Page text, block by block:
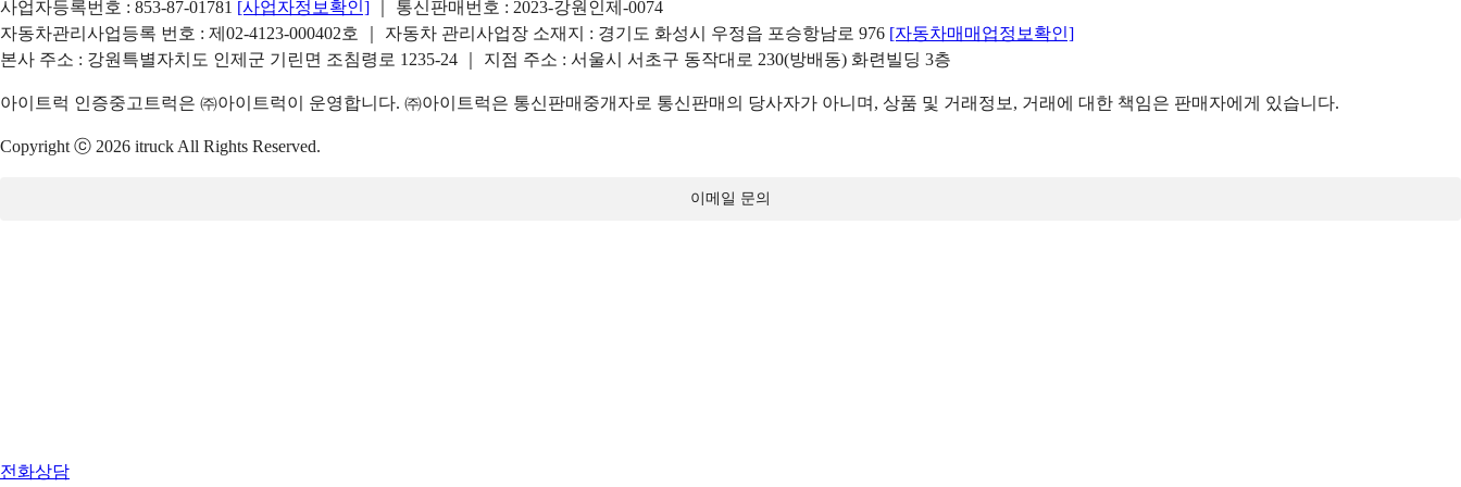
사업자등록번호 : 853-87-01781 [사업자정보확인]
｜ 통신판매번호 : 2023-강원인제-0074
자동차관리사업등록 번호 : 제02-4123-000402호 ｜ 자동차 관리사업장 소재지 : 경기도 화성시 우정읍 포승항남로 976 [자동차매매업정보확인]
본사 주소 : 강원특별자치도 인제군 기린면 조침령로 1235-24 ｜ 지점 주소 : 서울시 서초구 동작대로 230(방배동) 화련빌딩 3층
아이트럭 인증중고트럭은 ㈜아이트럭이 운영합니다. ㈜아이트럭은 통신판매중개자로 통신판매의 당사자가 아니며, 상품 및 거래정보, 거래에 대한 책임은 판매자에게 있습니다.
Copyright ⓒ 2026 itruck All Rights Reserved.
이메일 문의
전화상담